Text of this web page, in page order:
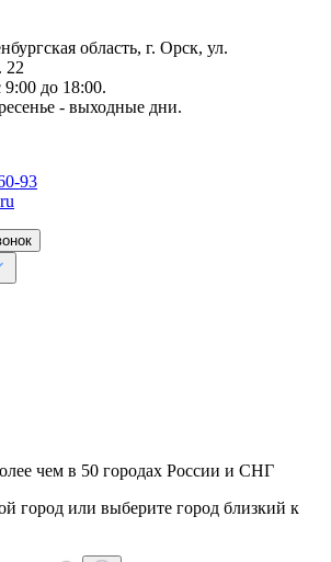
область, г. Орск, ул.
22
до 18:00.
- выходные дни.
93
чем в 50 городах России и СНГ
город или выберите город близкий к